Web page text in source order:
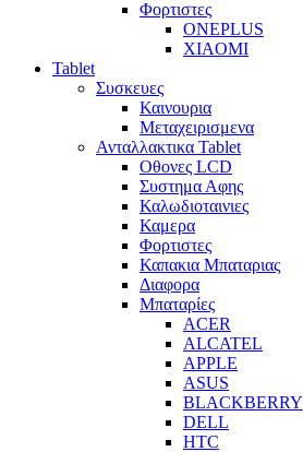
Φορτιστες
ONEPLUS
XIAOMI
Tablet
Συσκευες
Καινουρια
Μεταχειρισμενα
Ανταλλακτικα Tablet
Οθονες LCD
Συστημα Αφης
Καλωδιοταινιες
Καμερα
Φορτιστες
Καπακια Μπαταριας
Διαφορα
Μπαταρίες
ACER
ALCATEL
APPLE
ASUS
BLACKBERRY
DELL
HTC